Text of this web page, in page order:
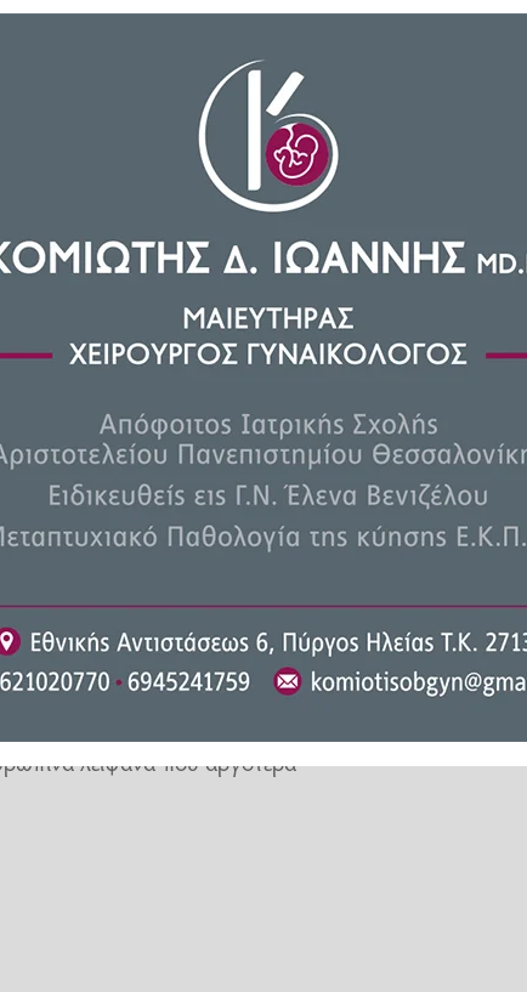
υλικό για τη νοοτροπία, τις
του Πανεπιστημίου της
Απρίλιο. Σύμφωνα με τους
εξαφάνισή τους, ο Hisham
θέσει την εξής ερώτηση στο
σακούλα σκουπιδιών και το
ότι ακούγεται επικίνδυνο
«Πώς θα το ανακαλύψουν;»
της υπόθεσης, στην οποία
εκ προμελέτης. Σύμφωνα
βρέθηκε μέσα σε σακούλα
λείψανα που αργότερα